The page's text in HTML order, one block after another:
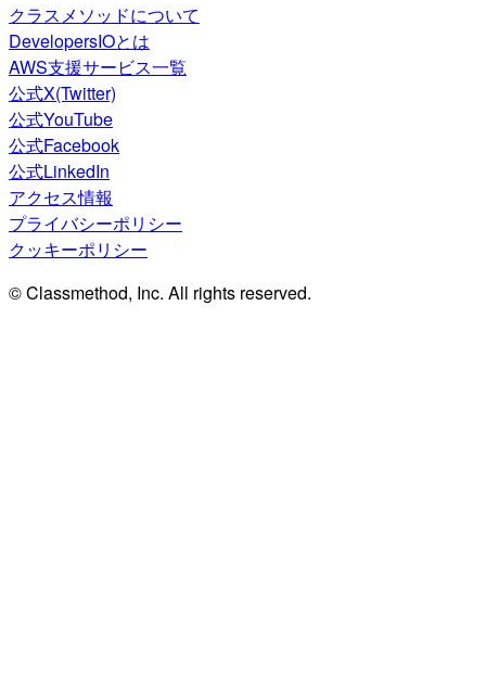
クラスメソッドについて
DevelopersIOとは
AWS支援サービス一覧
公式X(Twitter)
公式YouTube
公式Facebook
公式LinkedIn
アクセス情報
プライバシーポリシー
クッキーポリシー
© Classmethod, Inc. All rights reserved.